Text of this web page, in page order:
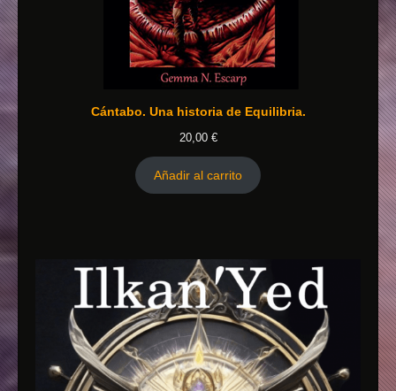
Cántabo. Una historia de Equilibria.
20,00 €
Añadir al carrito